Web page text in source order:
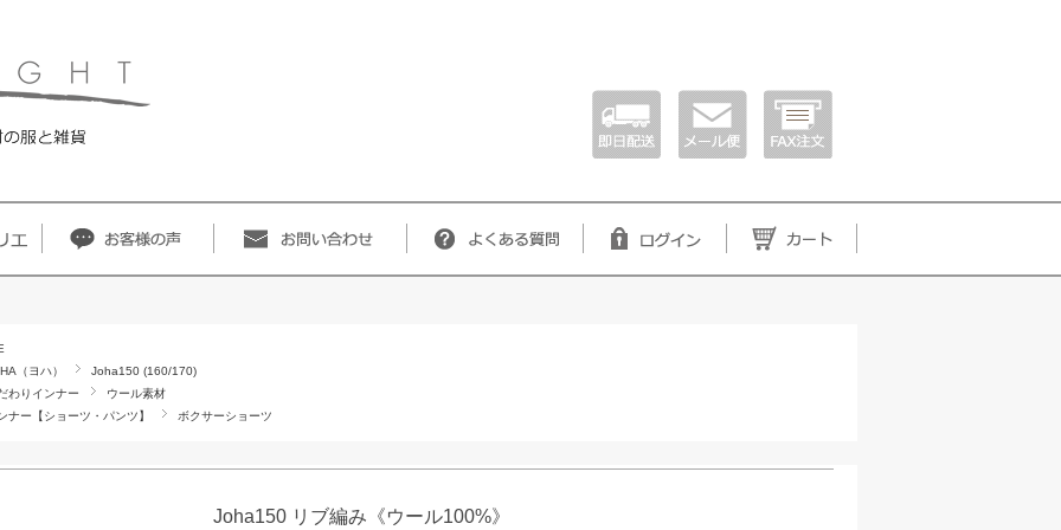
（ヨハ）
Joha150 (160/170)
わりインナー
ウール素材
ナー【ショーツ・パンツ】
ボクサーショーツ
Joha150 リブ編み《ウール100%》